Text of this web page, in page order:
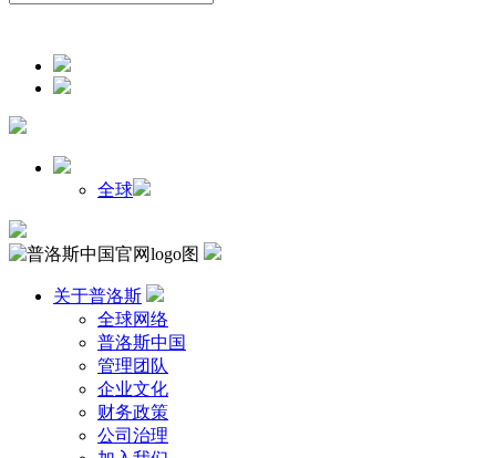
全球
关于普洛斯
全球网络
普洛斯中国
管理团队
企业文化
财务政策
公司治理